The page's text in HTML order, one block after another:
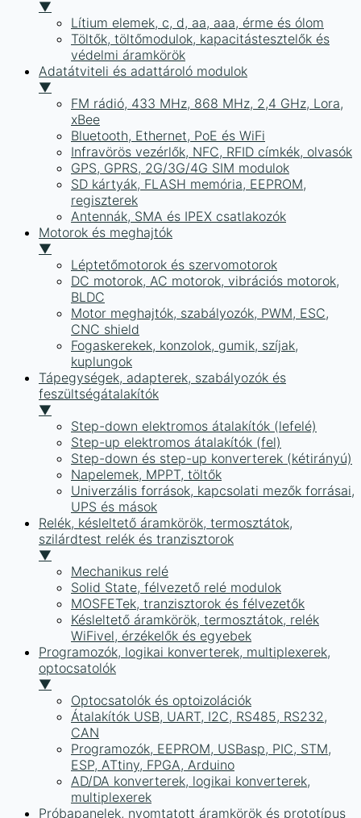
▼
Lítium elemek, c, d, aa, aaa, érme és ólom
Töltők, töltőmodulok, kapacitástesztelők és
védelmi áramkörök
Adatátviteli és adattároló modulok
▼
FM rádió, 433 MHz, 868 MHz, 2,4 GHz, Lora,
xBee
Bluetooth, Ethernet, PoE és WiFi
Infravörös vezérlők, NFC, RFID címkék, olvasók
GPS, GPRS, 2G/3G/4G SIM modulok
SD kártyák, FLASH memória, EEPROM,
regiszterek
Antennák, SMA és IPEX csatlakozók
Motorok és meghajtók
▼
Léptetőmotorok és szervomotorok
DC motorok, AC motorok, vibrációs motorok,
BLDC
Motor meghajtók, szabályozók, PWM, ESC,
CNC shield
Fogaskerekek, konzolok, gumik, szíjak,
kuplungok
Tápegységek, adapterek, szabályozók és
feszültségátalakítók
▼
Step-down elektromos átalakítók (lefelé)
Step-up elektromos átalakítók (fel)
Step-down és step-up konverterek (kétirányú)
Napelemek, MPPT, töltők
Univerzális források, kapcsolati mezők forrásai,
UPS és mások
Relék, késleltető áramkörök, termosztátok,
szilárdtest relék és tranzisztorok
▼
Mechanikus relé
Solid State, félvezető relé modulok
MOSFETek, tranzisztorok és félvezetők
Késleltető áramkörök, termosztátok, relék
WiFivel, érzékelők és egyebek
Programozók, logikai konverterek, multiplexerek,
optocsatolók
▼
Optocsatolók és optoizolációk
Átalakítók USB, UART, I2C, RS485, RS232,
CAN
Programozók, EEPROM, USBasp, PIC, STM,
ESP, ATtiny, FPGA, Arduino
AD/DA konverterek, logikai konverterek,
multiplexerek
Próbapanelek, nyomtatott áramkörök és prototípus